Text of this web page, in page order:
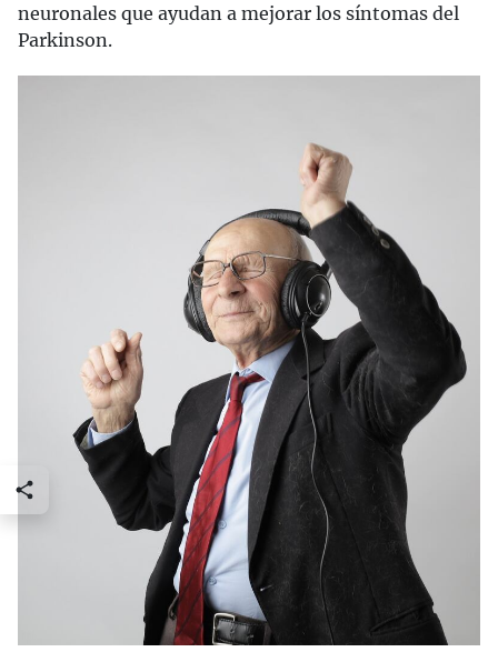
neuronales que ayudan a mejorar los síntomas del
Parkinson.